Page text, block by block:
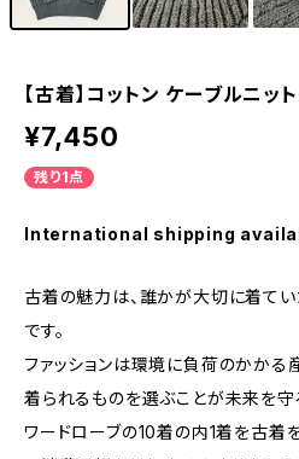
【古着】コットン ケーブルニッ
¥7,450
残り1点
International shipping
古着の魅力は、誰かが大切に着て
です。
ファッションは環境に負荷のかかる
着られるものを選ぶことが未来を守
ワードローブの10着の内1着を古着